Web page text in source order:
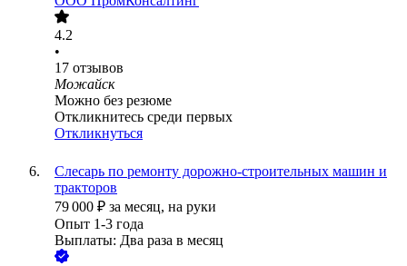
4.2
•
17 отзывов
Можайск
Можно без резюме
Откликнитесь среди первых
Откликнуться
Слесарь по ремонту дорожно-строительных машин и
тракторов
79 000 ₽ за месяц, на руки
Опыт 1-3 года
Выплаты: Два раза в месяц